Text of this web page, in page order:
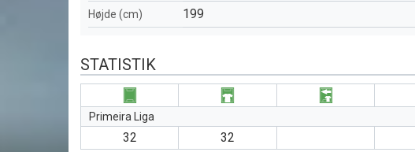
Højde (cm) 199
STATISTIK
Primeira Liga
32 32